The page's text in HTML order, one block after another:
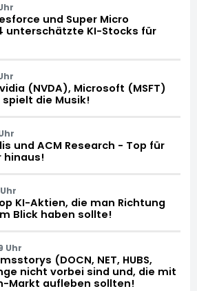
und Super Micro
unterschätzte KI-Stocks für
(NVDA), Microsoft (MSFT)
die Musik!
und ACM Research - Top für
hinaus!
KI-Aktien, die man Richtung
Blick haben sollte!
Uhr
(DOCN, NET, HUBS,
nicht vorbei sind und, die mit
Markt aufleben sollten!